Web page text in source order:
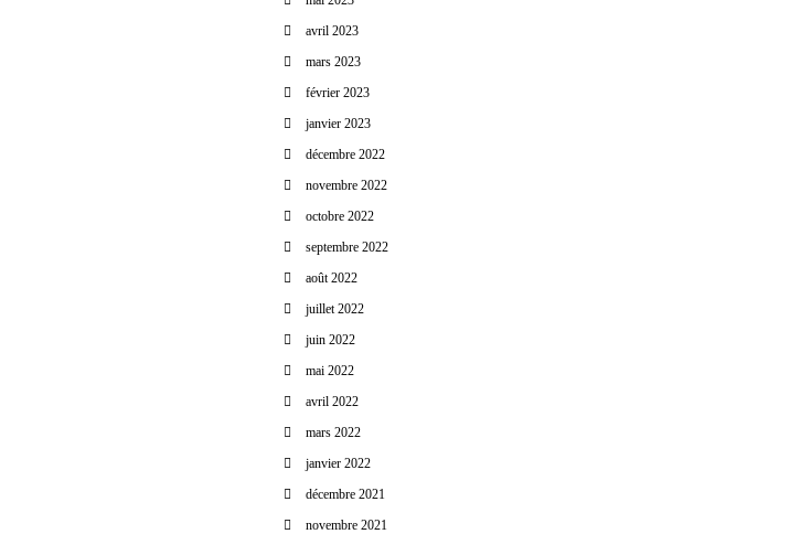
avril 2023
mars 2023
février 2023
janvier 2023
décembre 2022
novembre 2022
octobre 2022
septembre 2022
août 2022
juillet 2022
juin 2022
mai 2022
avril 2022
mars 2022
janvier 2022
décembre 2021
novembre 2021